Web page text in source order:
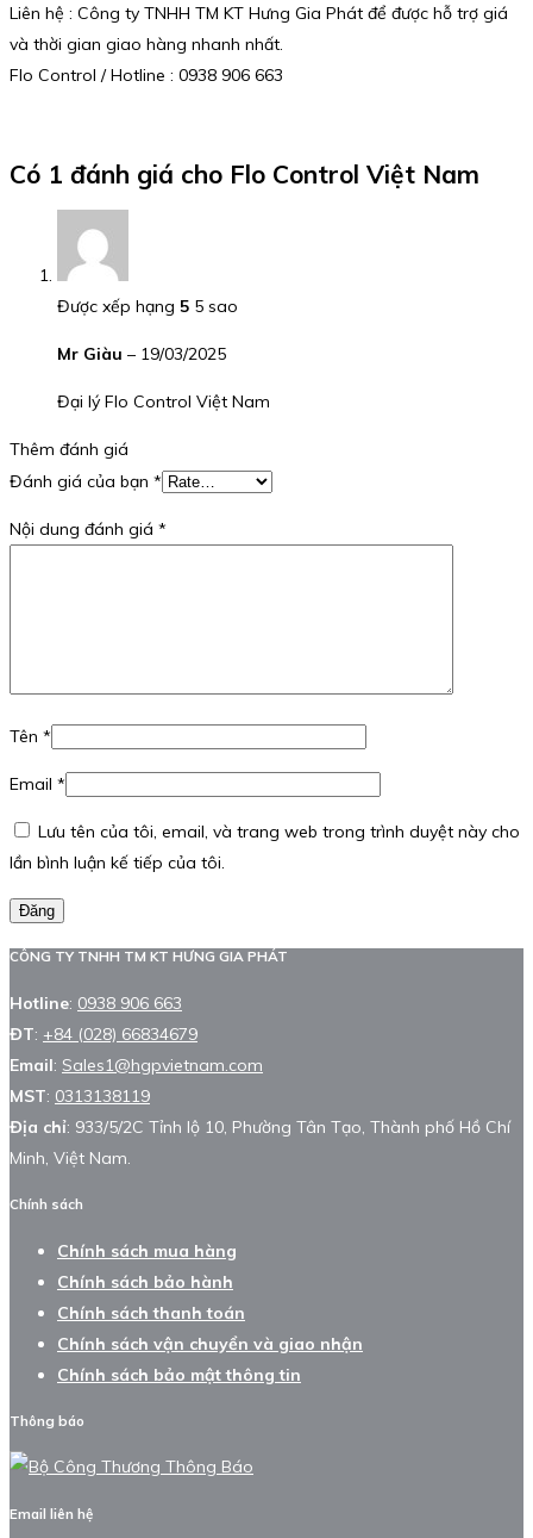
Liên hệ : Công ty TNHH TM KT Hưng Gia Phát để được hỗ trợ giá
và thời gian giao hàng nhanh nhất.
Flo Control / Hotline : 0938 906 663
Có 1 đánh giá cho Flo Control Việt Nam
Được xếp hạng 5 5 sao
Mr Giàu – 19/03/2025
Đại lý Flo Control Việt Nam
Thêm đánh giá
Đánh giá của bạn *
Nội dung đánh giá *
Tên *
Email *
Lưu tên của tôi, email, và trang web trong trình duyệt này cho
lần bình luận kế tiếp của tôi.
Đăng
CÔNG TY TNHH TM KT HƯNG GIA PHÁT
Hotline: 0938 906 663
ĐT: +84 (028) 66834679
Email: Sales1@hgpvietnam.com
MST: 0313138119
Địa chỉ: 933/5/2C Tỉnh lộ 10, Phường Tân Tạo, Thành phố Hồ Chí
Minh, Việt Nam.
Chính sách
Chính sách mua hàng
Chính sách bảo hành
Chính sách thanh toán
Chính sách vận chuyển và giao nhận
Chính sách bảo mật thông tin
Thông báo
Email liên hệ